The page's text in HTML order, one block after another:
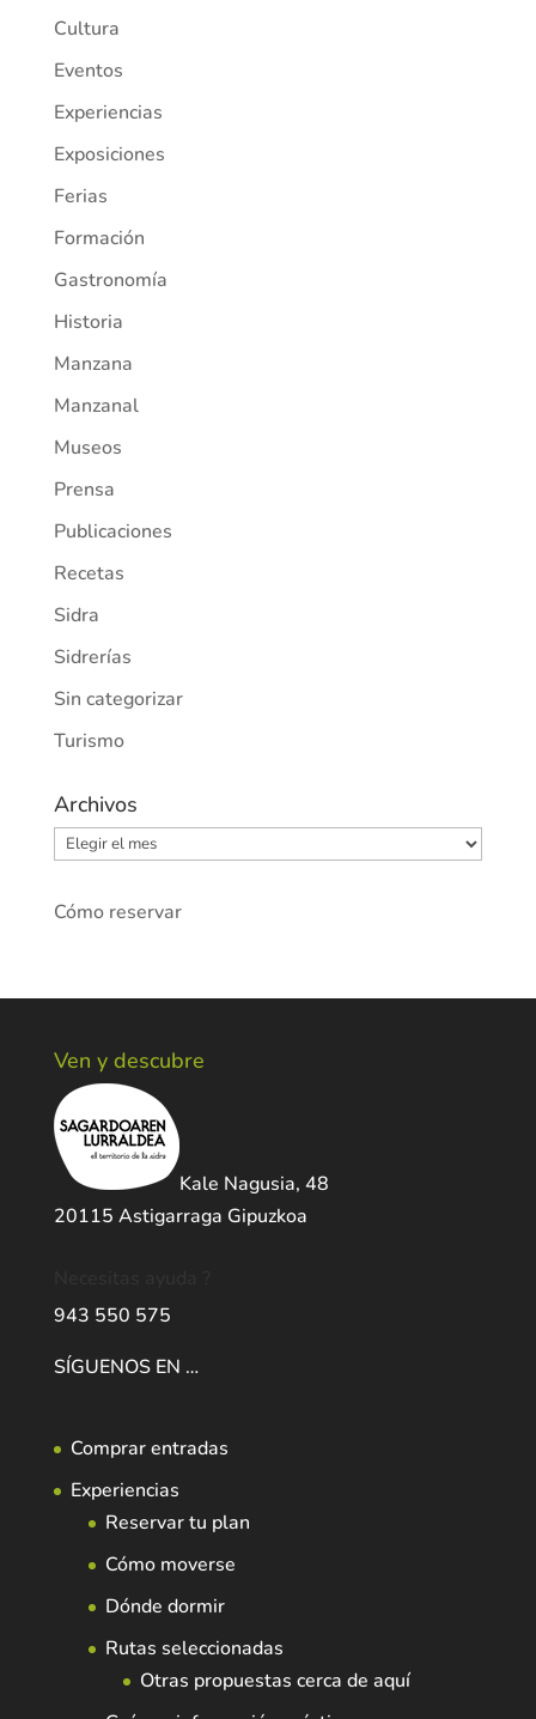
Cultura
Eventos
Experiencias
Exposiciones
Ferias
Formación
Gastronomía
Historia
Manzana
Manzanal
Museos
Prensa
Publicaciones
Recetas
Sidra
Sidrerías
Sin categorizar
Turismo
Archivos
Archivos
Cómo reservar
Ven y descubre
Kale Nagusia, 48
20115 Astigarraga Gipuzkoa
943 550 575
SÍGUENOS EN …
Comprar entradas
Experiencias
Reservar tu plan
Cómo moverse
Dónde dormir
Rutas seleccionadas
Otras propuestas cerca de aquí